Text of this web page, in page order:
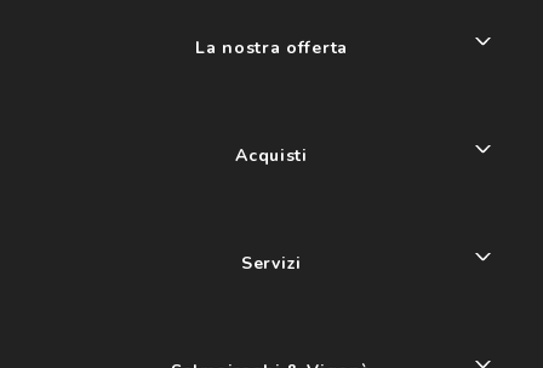
La nostra offerta
Acquisti
Servizi